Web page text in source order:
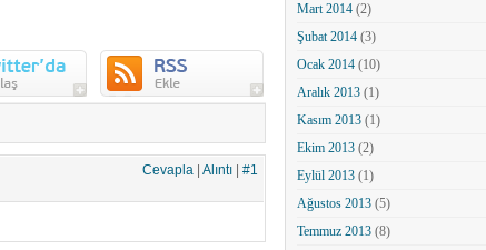
Cevapla| Alıntı| #1
Mart 2014(2)
Şubat 2014(3)
Ocak 2014(10)
Aralık 2013(1)
Kasım 2013(1)
Ekim 2013(2)
Eylül 2013(1)
Ağustos 2013(5)
Temmuz 2013(8)